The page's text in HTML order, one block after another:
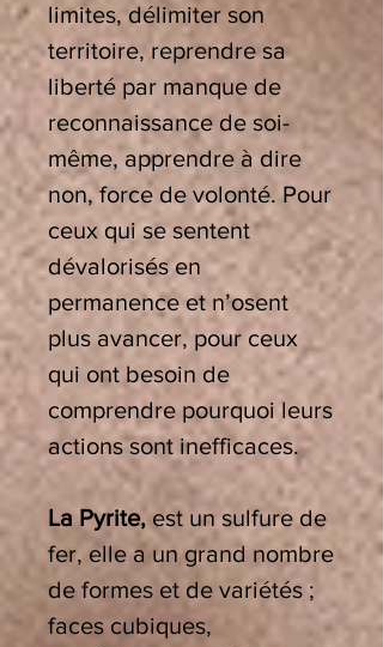
limites, délimiter son
territoire, reprendre sa
liberté par manque de
reconnaissance de soi-
même, apprendre à dire
non, force de volonté. Pour
ceux qui se sentent
dévalorisés en
permanence et n’osent
plus avancer, pour ceux
qui ont besoin de
comprendre pourquoi leurs
actions sont inefficaces.
La Pyrite,est un sulfure de
fer, elle a un grand nombre
de formes et de variétés ;
faces cubiques,